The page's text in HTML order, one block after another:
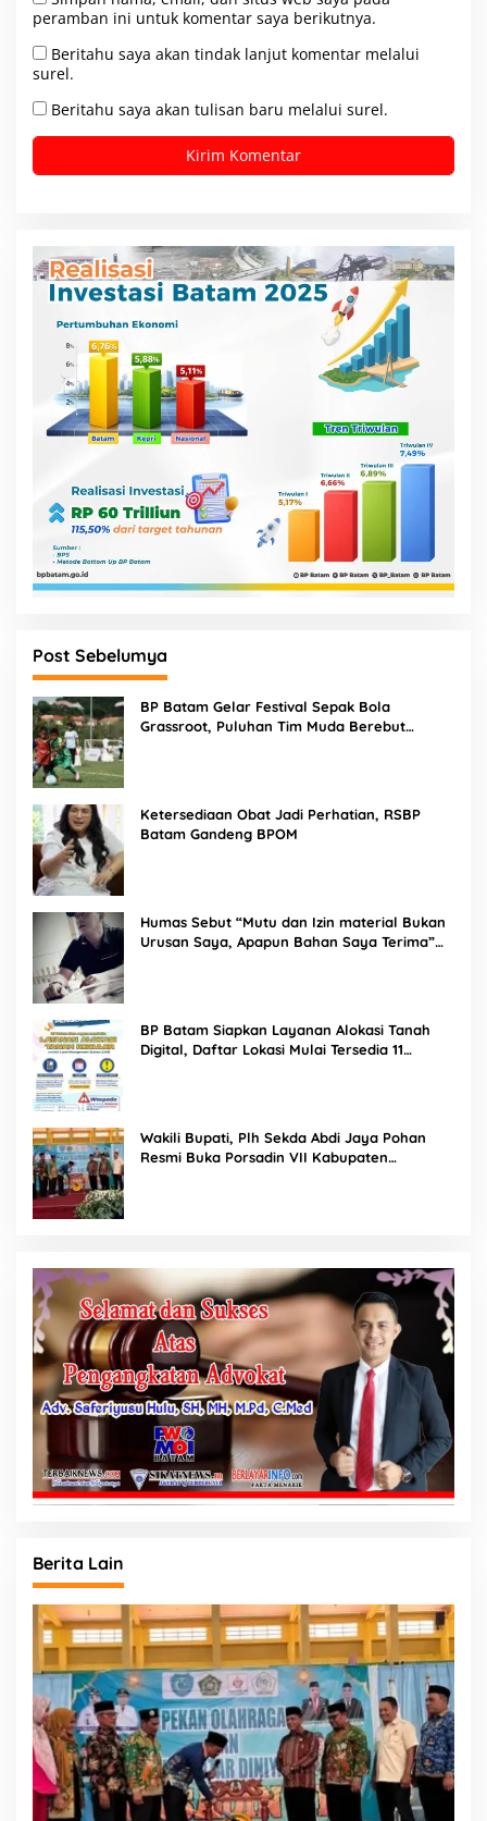
peramban ini untuk komentar saya berikutnya.
Beritahu saya akan tindak lanjut komentar melalui
surel.
Beritahu saya akan tulisan baru melalui surel.
Post Sebelumya
BP Batam Gelar Festival Sepak Bola
Grassroot, Puluhan Tim Muda Berebut
Ketersediaan Obat Jadi Perhatian, RSBP
Batam Gandeng BPOM
Humas Sebut “Mutu dan Izin material Bukan
Urusan Saya, Apapun Bahan Saya Terima”
BP Batam Siapkan Layanan Alokasi Tanah
Digital, Daftar Lokasi Mulai Tersedia 11
Wakili Bupati, Plh Sekda Abdi Jaya Pohan
Resmi Buka Porsadin VII Kabupaten
Berita Lain